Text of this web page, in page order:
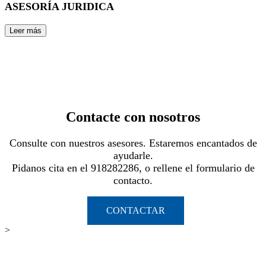
ASESORÍA JURIDICA
Contacte con nosotros
Consulte con nuestros asesores. Estaremos encantados de
ayudarle.
Pidanos cita en el 918282286, o rellene el formulario de
contacto.
CONTACTAR
>